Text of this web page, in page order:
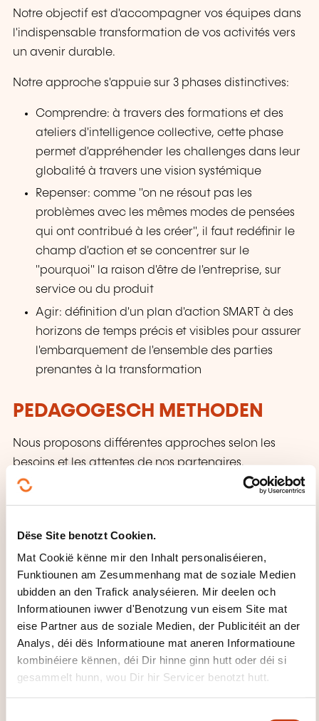
Dëse Site benotzt Cookien.
Mat Cookië kënne mir den Inhalt personaliséieren,
Funktiounen am Zesummenhang mat de soziale Medien
ubidden an den Trafick analyséieren. Mir deelen och
Informatiounen iwwer d'Benotzung vun eisem Site mat
eise Partner aus de soziale Medien, der Publicitéit an der
Analys, déi dës Informatioune mat aneren Informatioune
kombinéiere kënnen, déi Dir hinne ginn hutt oder déi si
gesammelt hunn, wou Dir hir Servicer benotzt hutt.
Notre objectif est d'accompagner vos équipes dans
l'indispensable transformation de vos activités vers
un avenir durable.
Notre approche s'appuie sur 3 phases distinctives:
Comprendre: à travers des formations et des
ateliers d'intelligence collective, cette phase
permet d'appréhender les challenges dans leur
globalité à travers une vision systémique
Repenser: comme "on ne résout pas les
problèmes avec les mêmes modes de pensées
qui ont contribué à les créer", il faut redéfinir le
champ d'action et se concentrer sur le
"pourquoi" la raison d'être de l'entreprise, sur
service ou du produit
Agir: définition d'un plan d'action SMART à des
horizons de temps précis et visibles pour assurer
l'embarquement de l'ensemble des parties
prenantes à la transformation
PEDAGOGESCH METHODEN
Nous proposons différentes approches selon les
besoins et les attentes de nos partenaires.
Des ateliers participatifs basé sur l'intelligence
connaissances se fait par les participants eux-
mêmes à travers l'échange d'information, leur
compréhension et interprétation. Le formateur
agit en tant que "facilitateur" pour s'assurer de
la participation active de l'ensemble des
personnes et compléter certaines notions à
travers des exemples concrets et des données
essentielles.